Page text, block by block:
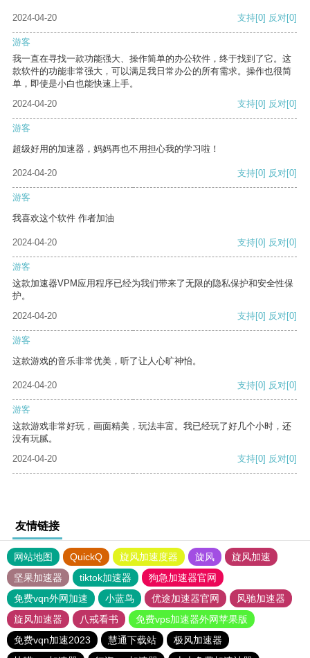
2024-04-20 支持[0] 反对[0]
游客
我一直在寻找一款功能强大、操作简单的办公软件，终于找到了它。这
款软件的功能非常强大，可以满足我日常办公的所有需求。操作也很简
单，即使是小白也能快速上手。
2024-04-20
支持[0] 反对[0]
游客
超级好用的加速器，妈妈再也不用担心我的学习啦！
2024-04-20 支持[0] 反对[0]
游客
我喜欢这个软件 作者加油
2024-04-20 支持[0] 反对[0]
游客
这款加速器VPM应用程序已经为我们带来了无限的隐私保护和安全性保
护。
2024-04-20
支持[0] 反对[0]
游客
这款游戏的音乐非常优美，听了让人心旷神怡。
2024-04-20 支持[0] 反对[0]
游客
这款游戏非常好玩，画面精美，玩法丰富。我已经玩了好几个小时，还
没有玩腻。
2024-04-20
支持[0] 反对[0]
友情链接
网站地图 QuickQ 旋风加速度器 旋风
旋风加速
坚果加速器
tiktok加速器
狗急加速器官网
免费vqn外网加速
小蓝鸟 优途加速器官网
风驰加速器
旋风加速器
八戒看书
免费vps加速器外网苹果版
免费vqn加速2023
慧通下载站
极风加速器